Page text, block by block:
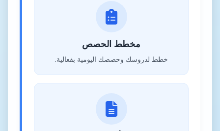
مخطط الحصص
خطط لدروسك وحصصك اليومية بفعالية.